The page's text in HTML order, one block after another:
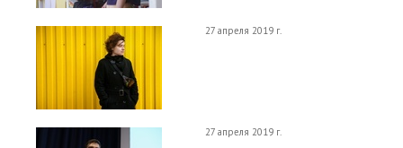
27 апреля 2019 г.
27 апреля 2019 г.